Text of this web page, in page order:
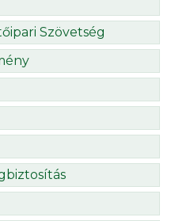
Szövetség